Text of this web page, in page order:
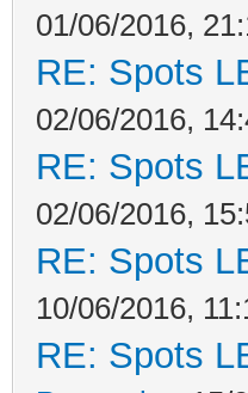
01/06/2016,
RE: Spots
02/06/2016,
RE: Spots
02/06/2016,
RE: Spots
10/06/2016,
RE: Spots